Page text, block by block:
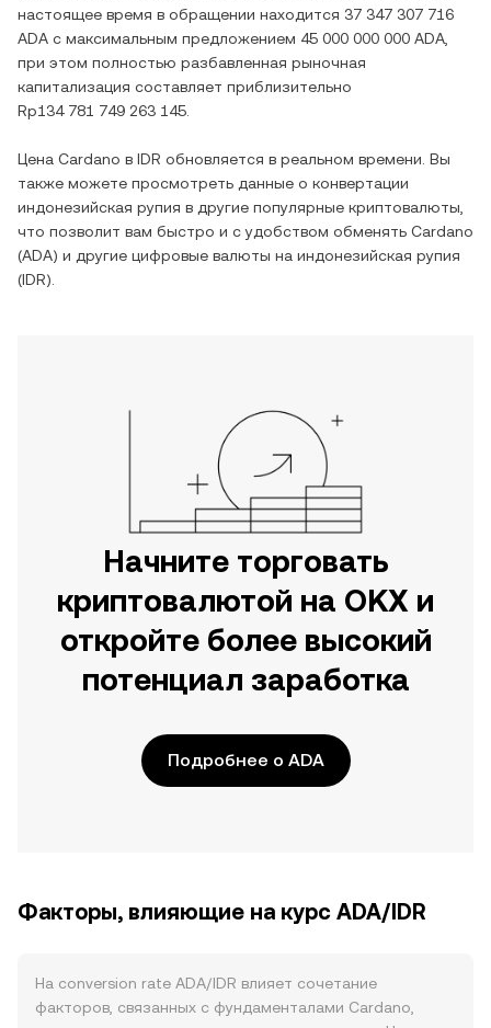
настоящее время в обращении находится 37 347 307 716
ADA с максимальным предложением 45 000 000 000 ADA
при этом полностью разбавленная рыночная
капитализация составляет приблизительно
Rp134 781 749 263 145
Цена Cardano в IDR обновляется в реальном времени. Вы
также можете просмотреть данные о конвертации
индонезийская рупия в другие популярные криптовалюты,
что позволит вам быстро и с удобством обменять Cardano
(ADA) и другие цифровые валюты на индонезийская рупия
(IDR).
Начните торговать
криптовалютой на OKX и
откройте более высокий
потенциал заработка
Подробнее о ADA
Факторы, влияющие на курс ADA/IDR
На conversion rate ADA/IDR влияет сочетание
факторов, связанных с фундаменталами Cardano,